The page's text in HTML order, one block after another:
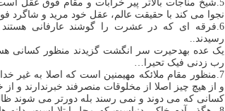
5.شیخ مناجات بالاتر پیر خرابات و مقام فوق عقل
نجوا می کند با حقیقت عالم، عقل خود مرید و شاگرد
6.فرقه ای که در عشرت را گوشند عارفانی
رسیدند..
یک عده بهدحیرت سر انگشت گزیدند منظور کسانی
رب زدنی فیک تحیرا…
7.منظور مقام ملائکه مهیمنین است که اصلا به غیر
و از هیچ چیز اصلا از مخلوقات منصرفند خبرندارند و
کسانی که می دوند و نمی رسند بله دورتر می شوند